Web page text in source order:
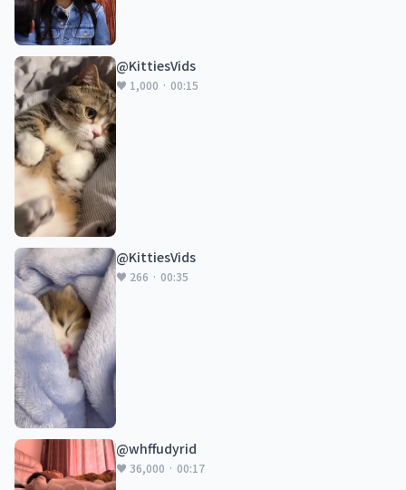
@KittiesVids
♥ 1,000 · 00:15
@KittiesVids
♥ 266 · 00:35
@whffudyrid
♥ 36,000 · 00:17